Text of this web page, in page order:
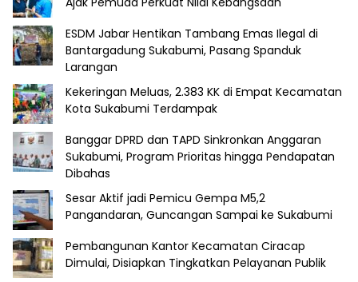
ESDM Jabar Hentikan Tambang Emas Ilegal di
Bantargadung Sukabumi, Pasang Spanduk
Larangan
Kekeringan Meluas, 2.383 KK di Empat Kecamatan
Kota Sukabumi Terdampak
Banggar DPRD dan TAPD Sinkronkan Anggaran
Sukabumi, Program Prioritas hingga Pendapatan
Dibahas
Sesar Aktif jadi Pemicu Gempa M5,2
Pangandaran, Guncangan Sampai ke Sukabumi
Pembangunan Kantor Kecamatan Ciracap
Dimulai, Disiapkan Tingkatkan Pelayanan Publik